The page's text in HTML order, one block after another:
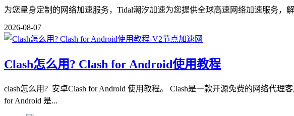
为您量身定制的网络加速服务，Tidal潮汐加速为您提供全球高速网络加速服务，
2026-08-07
Clash怎么用? Clash for Android使用教程
clash怎么用? 安卓Clash for Android 使用教程。 Clash是一款开源免费的网络代
for Android 是...